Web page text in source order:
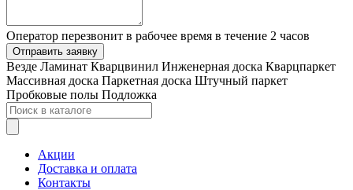
Оператор перезвонит в рабочее время в течение 2 часов
Отправить заявку
Везде Ламинат Кварцвинил Инженерная доска Кварцпаркет
Массивная доска Паркетная доска Штучный паркет
Пробковые полы Подложка
Акции
Доставка и оплата
Контакты